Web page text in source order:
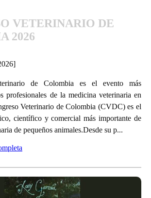
VETERINARIO DE
2026
de Colombia es el evento más
profesionales de la medicina veterinaria en
Veterinario de Colombia (CVDC) es el
científico y comercial más importante de
de pequeños animales.Desde su p...